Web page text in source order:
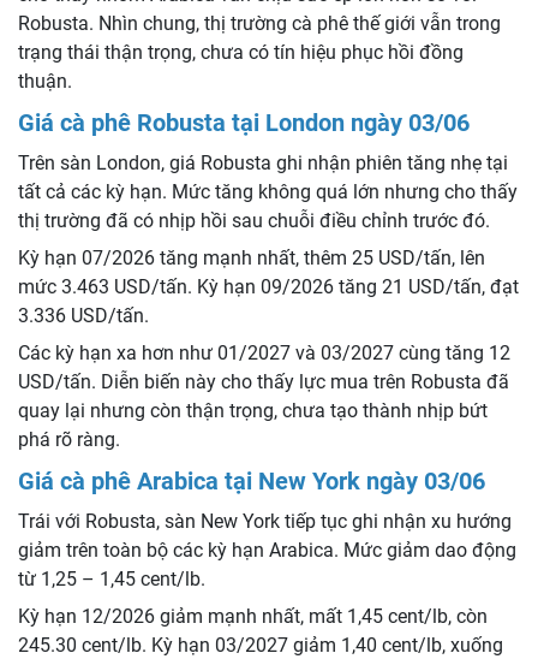
Robusta. Nhìn chung, thị trường cà phê thế giới vẫn trong
trạng thái thận trọng, chưa có tín hiệu phục hồi đồng
thuận.
Giá cà phê Robusta tại London ngày 03/06
Trên sàn London, giá Robusta ghi nhận phiên tăng nhẹ tại
tất cả các kỳ hạn. Mức tăng không quá lớn nhưng cho thấy
thị trường đã có nhịp hồi sau chuỗi điều chỉnh trước đó.
Kỳ hạn 07/2026 tăng mạnh nhất, thêm 25 USD/tấn, lên
mức 3.463 USD/tấn. Kỳ hạn 09/2026 tăng 21 USD/tấn, đạt
3.336 USD/tấn.
Các kỳ hạn xa hơn như 01/2027 và 03/2027 cùng tăng 12
USD/tấn. Diễn biến này cho thấy lực mua trên Robusta đã
quay lại nhưng còn thận trọng, chưa tạo thành nhịp bứt
phá rõ ràng.
Giá cà phê Arabica tại New York ngày 03/06
Trái với Robusta, sàn New York tiếp tục ghi nhận xu hướng
giảm trên toàn bộ các kỳ hạn Arabica. Mức giảm dao động
từ 1,25 – 1,45 cent/lb.
Kỳ hạn 12/2026 giảm mạnh nhất, mất 1,45 cent/lb, còn
245.30 cent/lb. Kỳ hạn 03/2027 giảm 1,40 cent/lb, xuống